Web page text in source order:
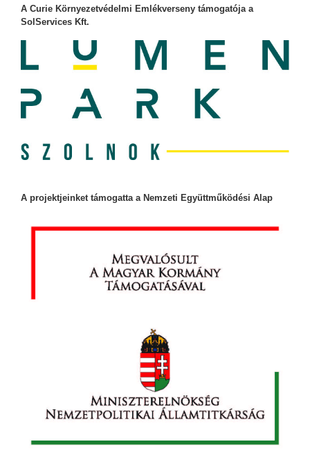
A Curie Környezetvédelmi Emlékverseny támogatója a
SolServices Kft.
A projektjeinket támogatta a Nemzeti Együttműködési Alap